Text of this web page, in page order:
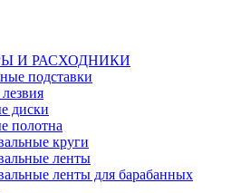
И РАСХОДНИКИ
подставки
диски
полотна
круги
ленты
ленты для барабанных